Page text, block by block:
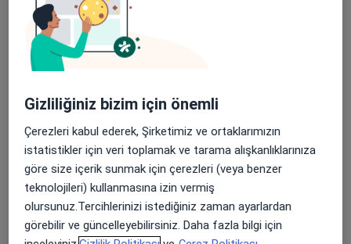
Pnömoni
Akciğer Kanseri
Konsültasyon türleri
Fotoğraflar ve videolar
Gizliliğiniz bizim için önemli
Çerezleri kabul ederek, Şirketimiz ve ortaklarımızın
istatistikler için veri toplamak ve tarama alışkanlıklarınıza
göre size içerik sunmak için çerezleri (veya benzer
teknolojileri) kullanmasına izin vermiş
olursunuz.Tercihlerinizi istediğiniz zaman ayarlardan
görebilir ve güncelleyebilirsiniz. Daha fazla bilgi için